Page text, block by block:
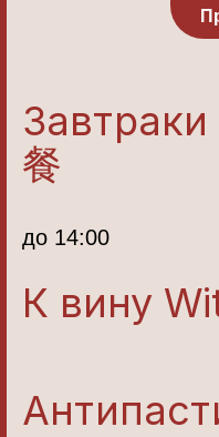
餐
до 14:00
К вину